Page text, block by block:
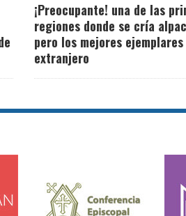
¡Preocupante! una de las
regiones donde se cría
pero los mejores
extranjero